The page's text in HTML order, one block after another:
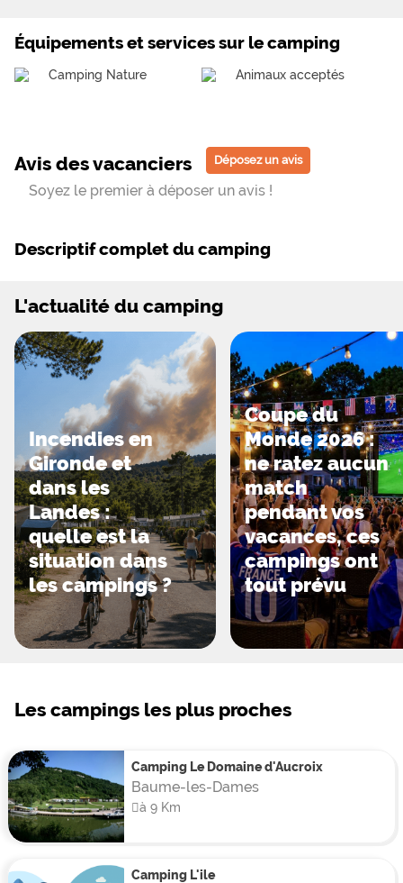
Équipements et services sur le camping
Camping Nature Animaux acceptés
Avis des vacanciers Déposez un avis
Soyez le premier à déposer un avis !
Descriptif complet du camping
L'actualité du camping
Incendies en
Gironde et
dans les
Landes :
quelle est la
situation dans
les campings ?
Coupe du
Monde 2026 :
ne ratez aucun
match
pendant vos
vacances, ces
campings ont
tout prévu
Les campings les plus proches
Camping Le Domaine d'Aucroix
Baume-les-Dames
à 9 Km
Camping L'ile